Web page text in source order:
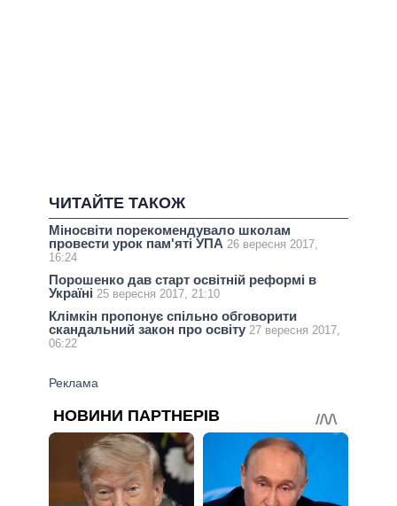
ЧИТАЙТЕ ТАКОЖ
Міносвіти порекомендувало школам
провести урок пам'яті УПА 26 вересня 2017,
16:24
Порошенко дав старт освітній реформі в
Україні 25 вересня 2017, 21:10
Клімкін пропонує спільно обговорити
скандальний закон про освіту 27 вересня 2017,
06:22